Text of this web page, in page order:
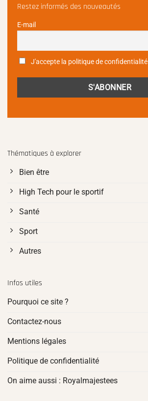
Restez informés des nouveautés
E-mail
J'accepte la politique de confidentialité
Thématiques à explorer
Bien être
High Tech pour le sportif
Santé
Sport
Autres
Infos utiles
Pourquoi ce site ?
Contactez-nous
Mentions légales
Politique de confidentialité
On aime aussi : Royalmajestees